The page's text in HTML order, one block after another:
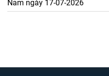
Nam ngày 17-07-2026